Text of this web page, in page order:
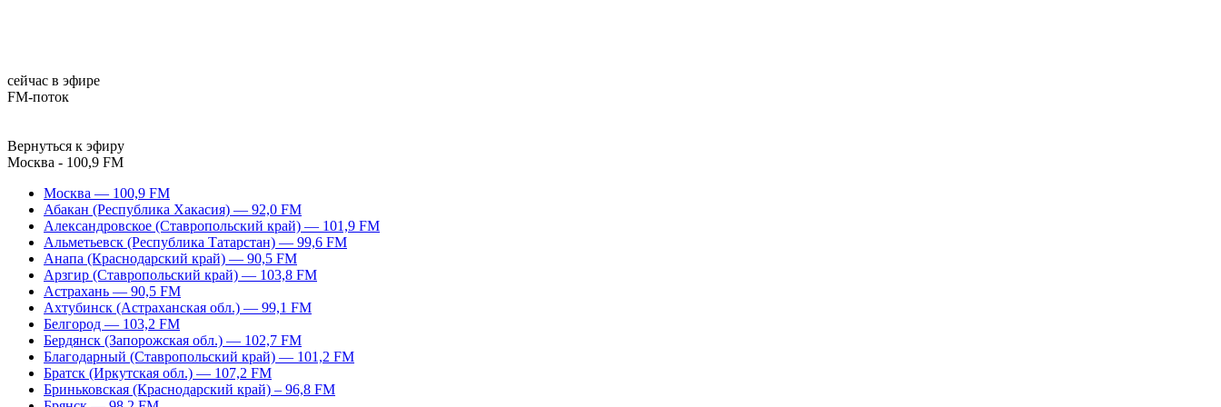
сейчас в эфире
FM-поток
Вернуться к эфиру
Москва - 100,9 FM
Москва — 100,9 FM
Абакан (Республика Хакасия) — 92,0 FM
Александровское (Ставропольский край) — 101,9 FM
Альметьевск (Республика Татарстан) — 99,6 FM
Анапа (Краснодарский край) — 90,5 FM
Арзгир (Ставропольский край) — 103,8 FM
Астрахань — 90,5 FM
Ахтубинск (Астраханская обл.) — 99,1 FM
Белгород — 103,2 FM
Бердянск (Запорожская обл.) — 102,7 FM
Благодарный (Ставропольский край) — 101,2 FM
Братск (Иркутская обл.) — 107,2 FM
Бриньковская (Краснодарский край) – 96,8 FM